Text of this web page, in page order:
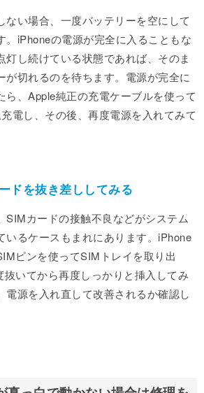
ない場合、一度バッテリーを空にして
。iPhoneの電源が完全に入ることもな
灯し続けている状態であれば、そのま
が切れるのを待ちます。電源が完全に
ら、Apple純正の充電ケーブルを使って
電し、その後、再度電源を入れてみて
ドを抜き差ししてみる
SIMカードの接触不良などがシステム
いるケースもまれにあります。iPhone
ピンを使ってSIMトレイを取り出
抜いてから再度しっかりと挿入してみ
電源を入れ直して改善されるか確認し